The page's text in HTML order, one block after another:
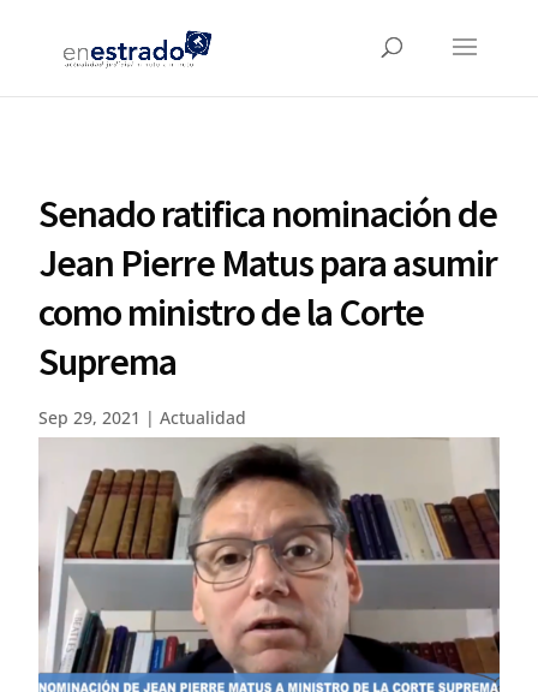
Senado ratifica nominación de
Jean Pierre Matus para asumir
como ministro de la Corte
Suprema
Sep 29, 2021 |Actualidad